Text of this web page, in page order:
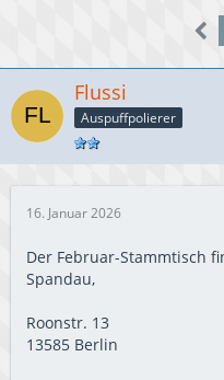
Flussi
Auspuffpolierer
16. Januar 2026
Der Februar-Stammtisch
Spandau,
Roonstr. 13
13585 Berlin